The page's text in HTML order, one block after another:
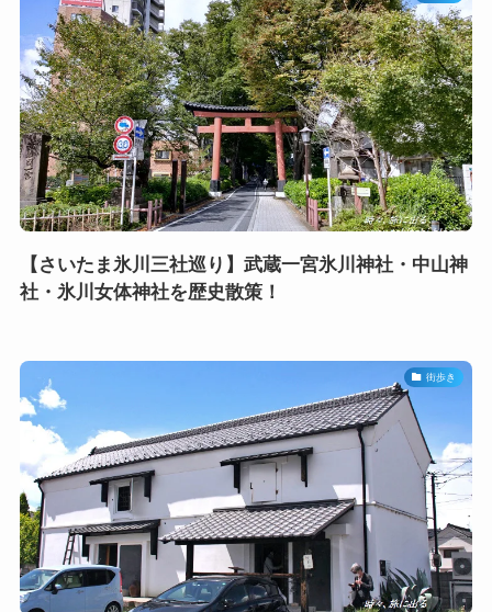
【さいたま氷川三社巡り】武蔵一宮氷川神社・中山神
社・氷川女体神社を歴史散策！
街歩き